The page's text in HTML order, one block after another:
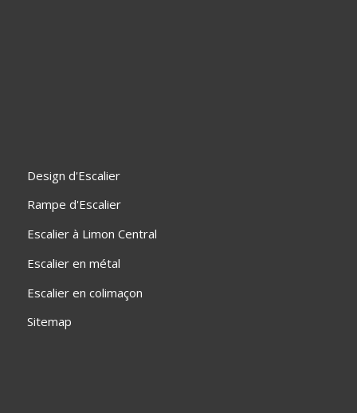
Design d'Escalier
Rampe d'Escalier
Escalier à Limon Central
Escalier en métal
Escalier en colimaçon
Sitemap